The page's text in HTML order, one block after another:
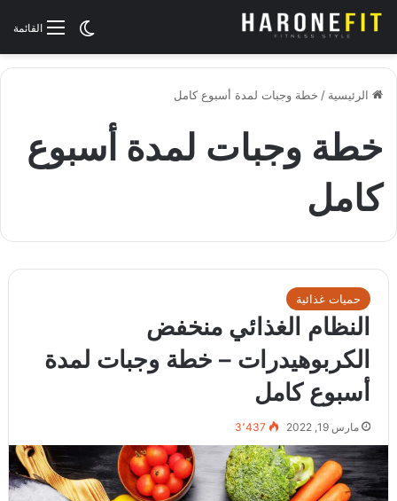
القائمةالوضع
الرئيسية / خطة وجبات لمدة أسبوع كامل
خطة وجبات لمدة أسبوع
كامل
حميات غذائية
النظام الغذائي منخفض
الكربوهيدرات – خطة وجبات لمدة
أسبوع كامل
مارس 19, 2022 3٬437